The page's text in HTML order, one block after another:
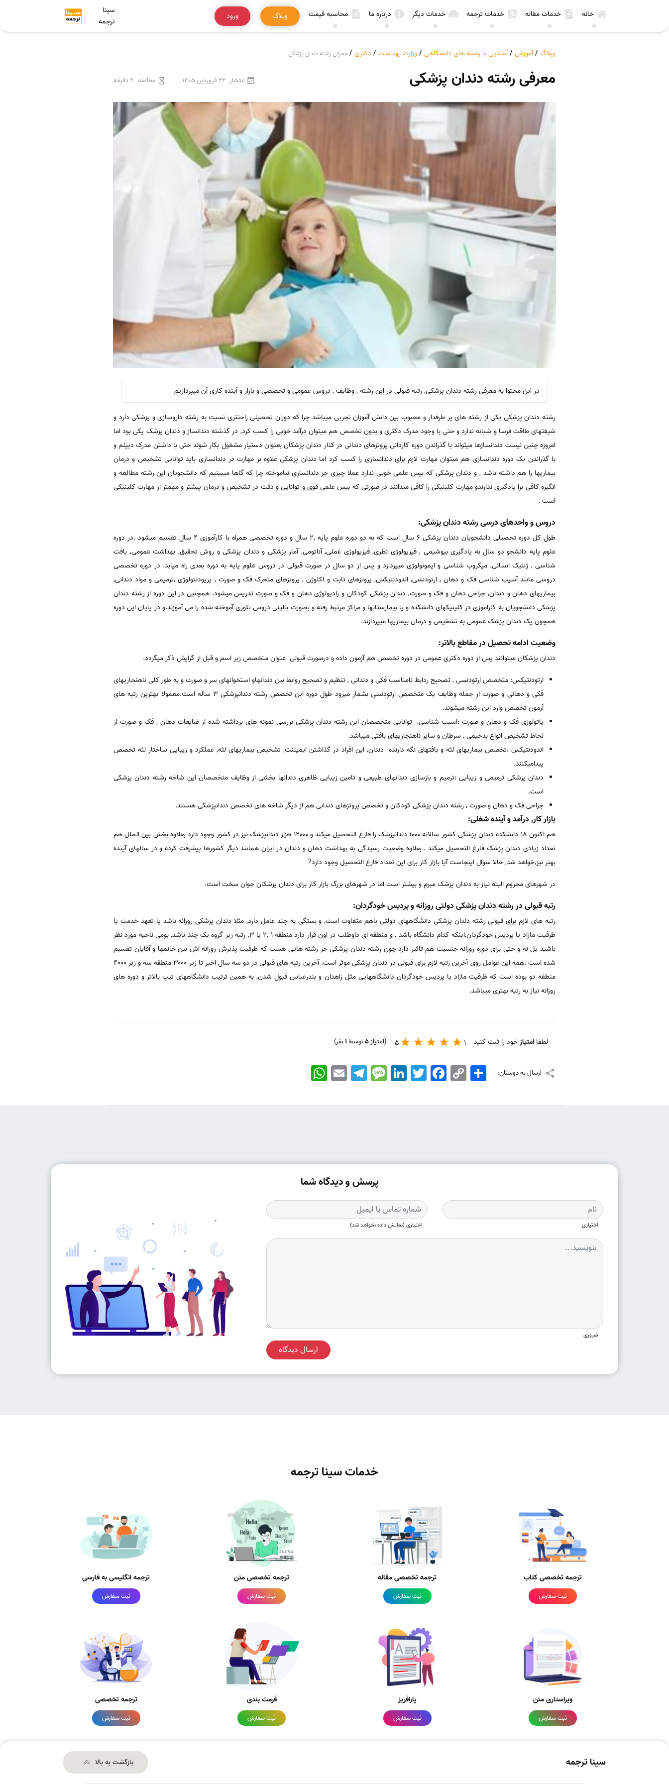
خانه خدمات مقاله خدمات ترجمه خدمات دیگر درباره ما محاسبه قیمت وبلاگ ورود
سینا
ترجمه
وبلاگ /آموزش /آشنایی با رشته های دانشگاهی /وزارت بهداشت / دکتری / معرفی رشته دندان پزشکی
معرفی رشته دندان پزشکی انتشار 22 فروردین 1405 مطالعه 4 دقیقه
در این محتوا به معرفی رشته دندان پزشکی, رتبه قبولی در این رشته , وظایف , دروس عمومی و تخصصی و بازار و آینده کاری آن میپردازیم
رشته دندان پزشکی یکی از رشته های پر طرفدار و محبوب بین دانش آموزان تجربی میباشد چرا که دوران تحصیلی راحتتری نسبت به رشته داروسازی و پزشکی دارد و
شیفتهای طاقت فرسا و شبانه ندارد و حتی با وجود مدرک دکتری و بدون تخصص هم میتوان درآمد خوبی را کسب کرد, در گذشته دندانساز و دندان پزشک یکی بود اما
امروزه چنین نیست دندانسازها میتواند با گذراندن دوره کاردانی پروتزهای دندانی در کنار دندان پزشکان بعنوان دستیار مشغول بکار شوند حتی با داشتن مدرک دیپلم و
با گذراندن یک دوره دندانسازی هم میتوان مهارت لازم برای دندانسازی را کسب کرد اما دندان پزشکی علاوه بر مهارت در دندانسازی باید توانایی تشخیص و درمان
بیماریها را هم داشته باشد , و دندان پزشکی که بیس علمی خوبی ندارد عملا چیزی جز دندانسازی نیاموخته چرا که گاها میبینیم که دانشجویان این رشته مطالعه و
انگیزه کافی برا یادگیری ندارندو مهارت کلینیکی را کافی میدانند در صورتی که بیس علمی قوی و توانایی و دقت در تشخیص و درمان پیشتر و مهمتر از مهارت کلینیکی
است .
دروس و واحدهای درسی رشته دندان پزشکی:
طول کل دوره تحصیلی دانشجویان دندان پزشکی ۶ سال است که به دو دوره علوم پایه ,۲ سال و دوره تخصصی همراه با کارآموزی ۴ سال تقسیم میشود .در دوره
علوم پایه دانشجو دو سال به یادگیری بیوشیمی , فیزیولوژی نظری, فیزیولوژی عملی, آناتومی, آمار پزشکی و دندان پزشکی و روش تحقیق, بهداشت عمومی, بافت
شناسی , ژنتیک انسانی, میکروب شناسی و ایمونولوژی میپردازد و پس از دو سال در صورت قبولی در دروس علوم پایه به دوره بعدی راه میابد. در دوره تخصصی
دروسی مانند آسیب شناسی فک و دهان , ارتودنسی, اندودنتیکس, پروتزهای ثابت و اکلوژن , پروتزهای متحرک فک و صورت , پریودنتولوژی ,ترمیمی و مواد دندانی,
بیماریهای دهان و دندان, جراحی دهان و فک و صورت, دندان پزشکی کودکان و رادیولوژی دهان و فک و صورت تدریس میشود. همچنین در این دوره از رشته دندان
پزشکی دانشجویان به کاراموزی در کلینیکهای دانشکده و یا بیمارستانها و مراکز مرتبط رفته و بصورت بالینی دروس تئوری آموخته شده را می آموزند.و در پایان این دوره
همچون یک دندان پزشک عمومی به تشخیص و درمان بیماریها میپردازند.
وضعیت ادامه تحصیل در مقاطع بالاتر:
دندان پزشکان میتوانند پس از دوره دکتری عمومی در دوره تخصص هم آزمون داده و درصورت قبولی عنوان متخصص زیر اسم و قبل از گرایش ذکر میگردد.
ارتودنتیکس: متخصص ارتودنسی , تصحیح ردابط نامناسب فکی و دندانی , تنظیم و تصحیح روابط بین دندانهاو استخوانهای سر و صورت و به طور کلی ناهنجاریهای
فکی و دهانی و صورت از جمله وظایف یک متخصص ارتودنسی بشمار میرود طول دوره این تخصص رشته دندانپزشکی ۳ ساله است.معمولا بهترین رتبه های
آزمون تخصص وارد این رشته میشوند.
پاتولوژی فک و دهان و صورت :اسیب شناسی, توانایی متخصصان این رشته دندان پزشکی بررسی نمونه های برداشته شده از ضایعات دهان , فک و صورت از
لحاظ تشخیص انواع بدخیمی , سرطان و سایر ناهنجاریهای بافتی میباشد.
اندودنتیکس :تخصص بیماریهای لثه و بافتهای نگه دارنده دندان, این افراد در گذاشتن ایمپلنت, تشخیص بیماریهای لثه, عملکرد و زیبایی ساختار لثه تخصص
پیدامیکنند.
دندان پزشکی ترمیمی و زیبایی :ترمیم و بازسازی دندانهای طبیعی و تامین زیبایی ظاهری دندانها بخشی از وظایف متخصصان این شاخه رشته دندان پزشکی
است.
جراحی فک و دهان و صورت , رشته دندان پزشکی کودکان و تخصص پروتزهای دندانی هم از دیگر شاخه های تخصص دندانپزشکی هستند.
بازار کار, درآمد و آینده شغلی:
هم اکنون ۱۸ دانشکده دندان پزشکی کشور سالانه ۱۰۰۰ دندانپزشک را فارغ التحصیل میکند و ۱۲۰۰۰ هزار دندانپزشک نیز در کشور وجود دارد بعلاوه بخش بین الملل هم
تعداد زیادی دندان پزشک فارغ التحصیل میکند . بعلاوه وضعیت رسیدگی به بهداشت دهان و دندان در ایران همانند دیگر کشورها پیشرفت کرده و در سالهای آینده
بهتر نیز,خواهد شد, حالا سوال اینجاست آیا بازار کار برای این تعداد فارغ التحصیل وجود دارد?
در شهرهای محروم البته نیاز به دندان پزشک مبرم و بیشتر است اما در شهرهای بزرگ بازار کار برای دندان پزشکان جوان سخت است.
رتبه قبولی در رشته دندان پزشکی دولتی روزانه و پردیس خودگردان:
رتبه های لازم برای قبولی رشته دندان پزشکی دانشگاههای دولتی باهم متفاوت است, و بستگی به چند عامل دارد, مثلا دندان پزشکی روزانه باشد یا تعهد خدمت یا
ظرفیت مازاد یا پردیس خودگردان,اینکه کدام دانشگاه باشد , و منطقه ای داوطلب در اون قرار دارد منطقه ۱ ,۲ یا ۳, رتبه زیر گروه یک چند باشد, بومی ناحیه مورد نظر
باشید یل نه و حتی برای دوره روزانه جنسیت هم تاثیر دارد چون رشته دندان پزشکی جز رشته هایی هست که ظرفیت پذیرش روزانه اش بین خانمها و آقایان تقسیم
شده است .همه این عوامل روی آخرین رتبه لازم برای قبولی در دندان پزشکی موثر است. آخرین رتبه های قبولی در دو سه سال اخیر تا زیر ۳۰۰۰ منطقه سه و زیر ۴۰۰۰
منطقه دو بوده است که ظرفیت مازاد یا پردیس خودگردان دانشگاههایی مثل زاهدان و بندرعباس قبول شدن, به همین ترتیب دانشگاههای تیپ بالاتر و دوره های
روزانه نیاز به رتبه بهتری میباشد.
لطفا امتیازخود را ثبت کنید 1
5 (امتیاز5توسط1نفر)
ارسال به دوستان: WhatsApp EmailTelegramMessageLinkedIn TwitterFacebook Copy
Link
اشتراک
پرسش و دیدگاه شما
اختیاری اختیاری (نمایش داده نخواهد شد)
ضروری
ارسال دیدگاه
خدمات سینا ترجمه
ترجمه تخصصی کتاب
ثبت سفارش
ترجمه تخصصی مقاله
ثبت سفارش
ترجمه تخصصی متن
ثبت سفارش
ترجمه انگلیسی به فارسی
ثبت سفارش
ویراستاری متن
ثبت سفارش
پارافریز
ثبت سفارش
فرمت بندی
ثبت سفارش
ترجمه تخصصی
ثبت سفارش
سینا ترجمه بازگشت به بالا